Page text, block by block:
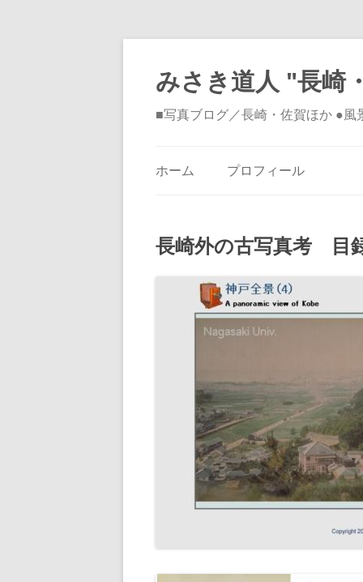
みさき道人 "長崎
■写真ブログ／長崎・佐賀ほか ●風
ホーム プロフィール
長崎外の古写真考 目